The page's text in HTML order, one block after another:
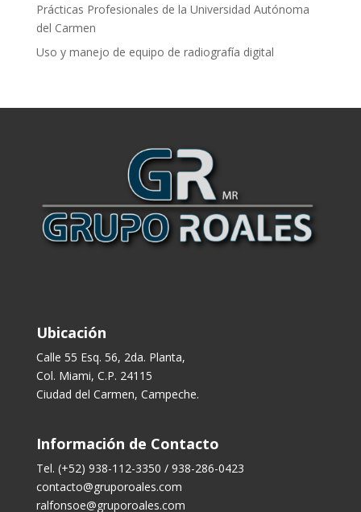
Prácticas Profesionales de la Universidad Autónoma
del Carmen
Uso y manejo de equipo de radiografía digital
Ubicación
Calle 55 Esq. 56, 2da. Planta,
Col. Miami, C.P. 24115
Ciudad del Carmen, Campeche.
Información de Contacto
Tel. (+52) 938-112-3350 / 938-286-0423
contacto@gruporoales.com
ralfonsoe@gruporoales.com